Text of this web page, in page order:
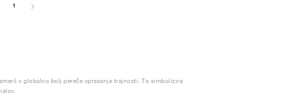
1
v globalno bolj pereče vprašanje trajnosti. To simbolizira